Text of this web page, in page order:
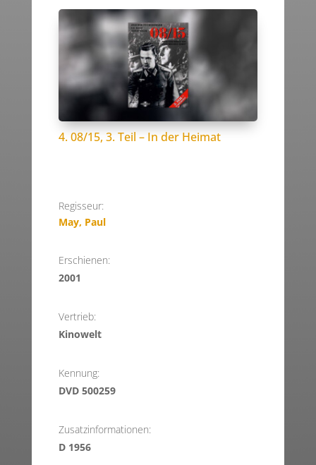
4. 08/15, 3. Teil – In der Heimat
Regisseur:
May, Paul
Erschienen:
2001
Vertrieb:
Kinowelt
Kennung:
DVD 500259
Zusatzinformationen:
D 1956